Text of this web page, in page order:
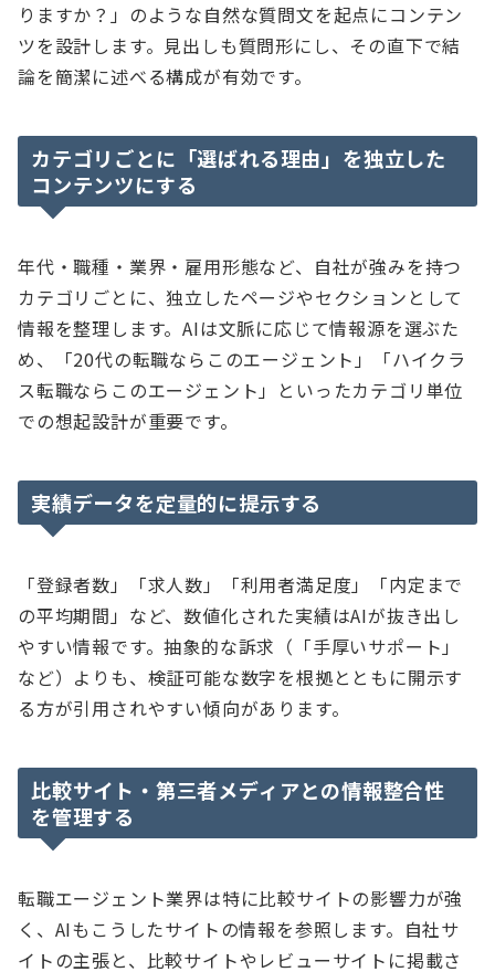
りますか？」のような自然な質問文を起点にコンテン
ツを設計します。見出しも質問形にし、その直下で結
論を簡潔に述べる構成が有効です。
カテゴリごとに「選ばれる理由」を独立した
コンテンツにする
年代・職種・業界・雇用形態など、自社が強みを持つ
カテゴリごとに、独立したページやセクションとして
情報を整理します。AIは文脈に応じて情報源を選ぶた
め、「20代の転職ならこのエージェント」「ハイクラ
ス転職ならこのエージェント」といったカテゴリ単位
での想起設計が重要です。
実績データを定量的に提示する
「登録者数」「求人数」「利用者満足度」「内定まで
の平均期間」など、数値化された実績はAIが抜き出し
やすい情報です。抽象的な訴求（「手厚いサポート」
など）よりも、検証可能な数字を根拠とともに開示す
る方が引用されやすい傾向があります。
比較サイト・第三者メディアとの情報整合性
を管理する
転職エージェント業界は特に比較サイトの影響力が強
く、AIもこうしたサイトの情報を参照します。自社サ
イトの主張と、比較サイトやレビューサイトに掲載さ